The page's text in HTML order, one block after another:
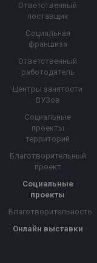
Ответственный
поставщик
Социальная
франшиза
Ответственный
работодатель
Центры занятости
ВУЗов
Социальные
проекты
территорий
Благотворительный
проект
Социальные
проекты
Благотворительность
Онлайн выставки